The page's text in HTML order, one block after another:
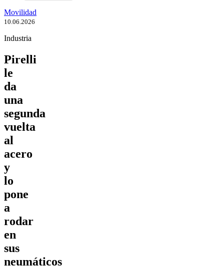
Movilidad
10.06.2026
Industria
Pirelli
le
da
una
segunda
vuelta
al
acero
y
lo
pone
a
rodar
en
sus
neumáticos